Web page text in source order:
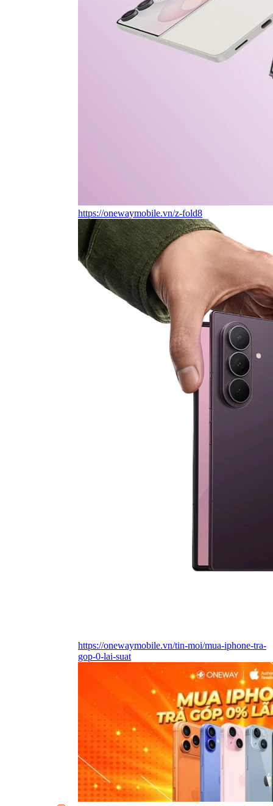
https://onewaymobile.vn/z-fold8
https://onewaymobile.vn/tin-moi/mua-iphone-tra-
gop-0-lai-suat